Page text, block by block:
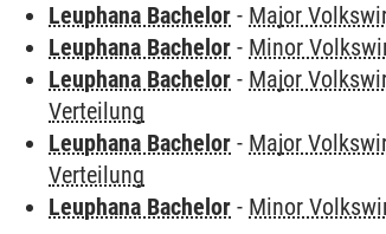
Leuphana Bachelor - Major
Leuphana Bachelor - Minor
Leuphana Bachelor - Major
Verteilung
Leuphana Bachelor - Major
Verteilung
Leuphana Bachelor - Minor